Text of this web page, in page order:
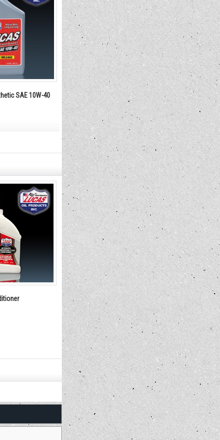
SAE 10W-40
LUCAS High Performance SAE 30
Plus(1qt)
4,180円
(税込)
LUCAS
4,840円 (税込)
LUCAS Transmission Fix
6,490円 (税込)
LUCAS Fuel
5,720円 (税込)